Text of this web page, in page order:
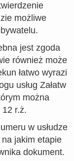
możliwe
jest zgoda
również może
łatwo wyrazi
usług Załatw
można
r.ż.
w usłudze
jakim etapie
dokument.